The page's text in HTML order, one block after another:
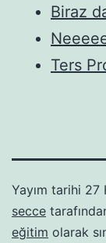
Biraz
Ters
Yayım tarihi 27
secce
eğitim olarak